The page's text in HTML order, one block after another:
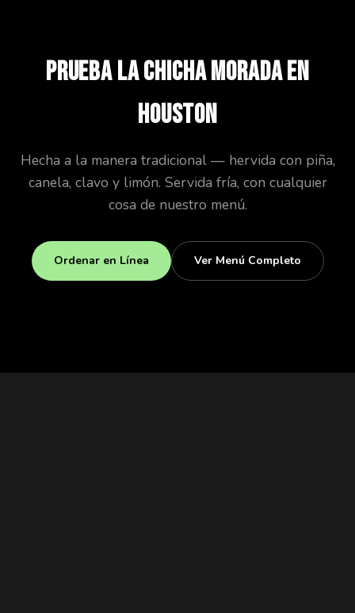
PRUEBA LA CHICHA MORADA EN
HOUSTON
Hecha a la manera tradicional — hervida con piña,
canela, clavo y limón. Servida fría, con cualquier
cosa de nuestro menú.
Ordenar en Línea Ver Menú Completo